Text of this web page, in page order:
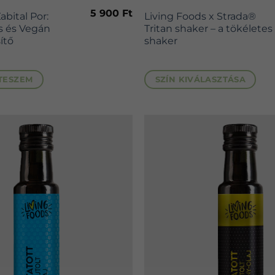
Por:
és Vegán
5 900 Ft
Living Foods x Strada®
Tritan shaker – a tökéletes
shaker
SZÍN KIVÁLASZTÁSA
több
variációja
A
változatok